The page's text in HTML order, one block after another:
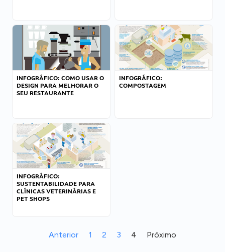
INFOGRÁFICO: COMO USAR O
DESIGN PARA MELHORAR O
SEU RESTAURANTE
INFOGRÁFICO:
COMPOSTAGEM
INFOGRÁFICO:
SUSTENTABILIDADE PARA
CLÍNICAS VETERINÁRIAS E
PET SHOPS
Anterior 1 2 3 4 Próximo